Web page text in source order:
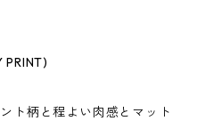
ト柄と程よい肉感とマット